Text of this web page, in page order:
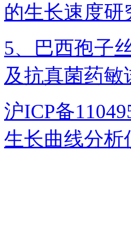
的生长速度研
5、巴西孢子
及抗真菌药敏
沪ICP备
生长曲线分析